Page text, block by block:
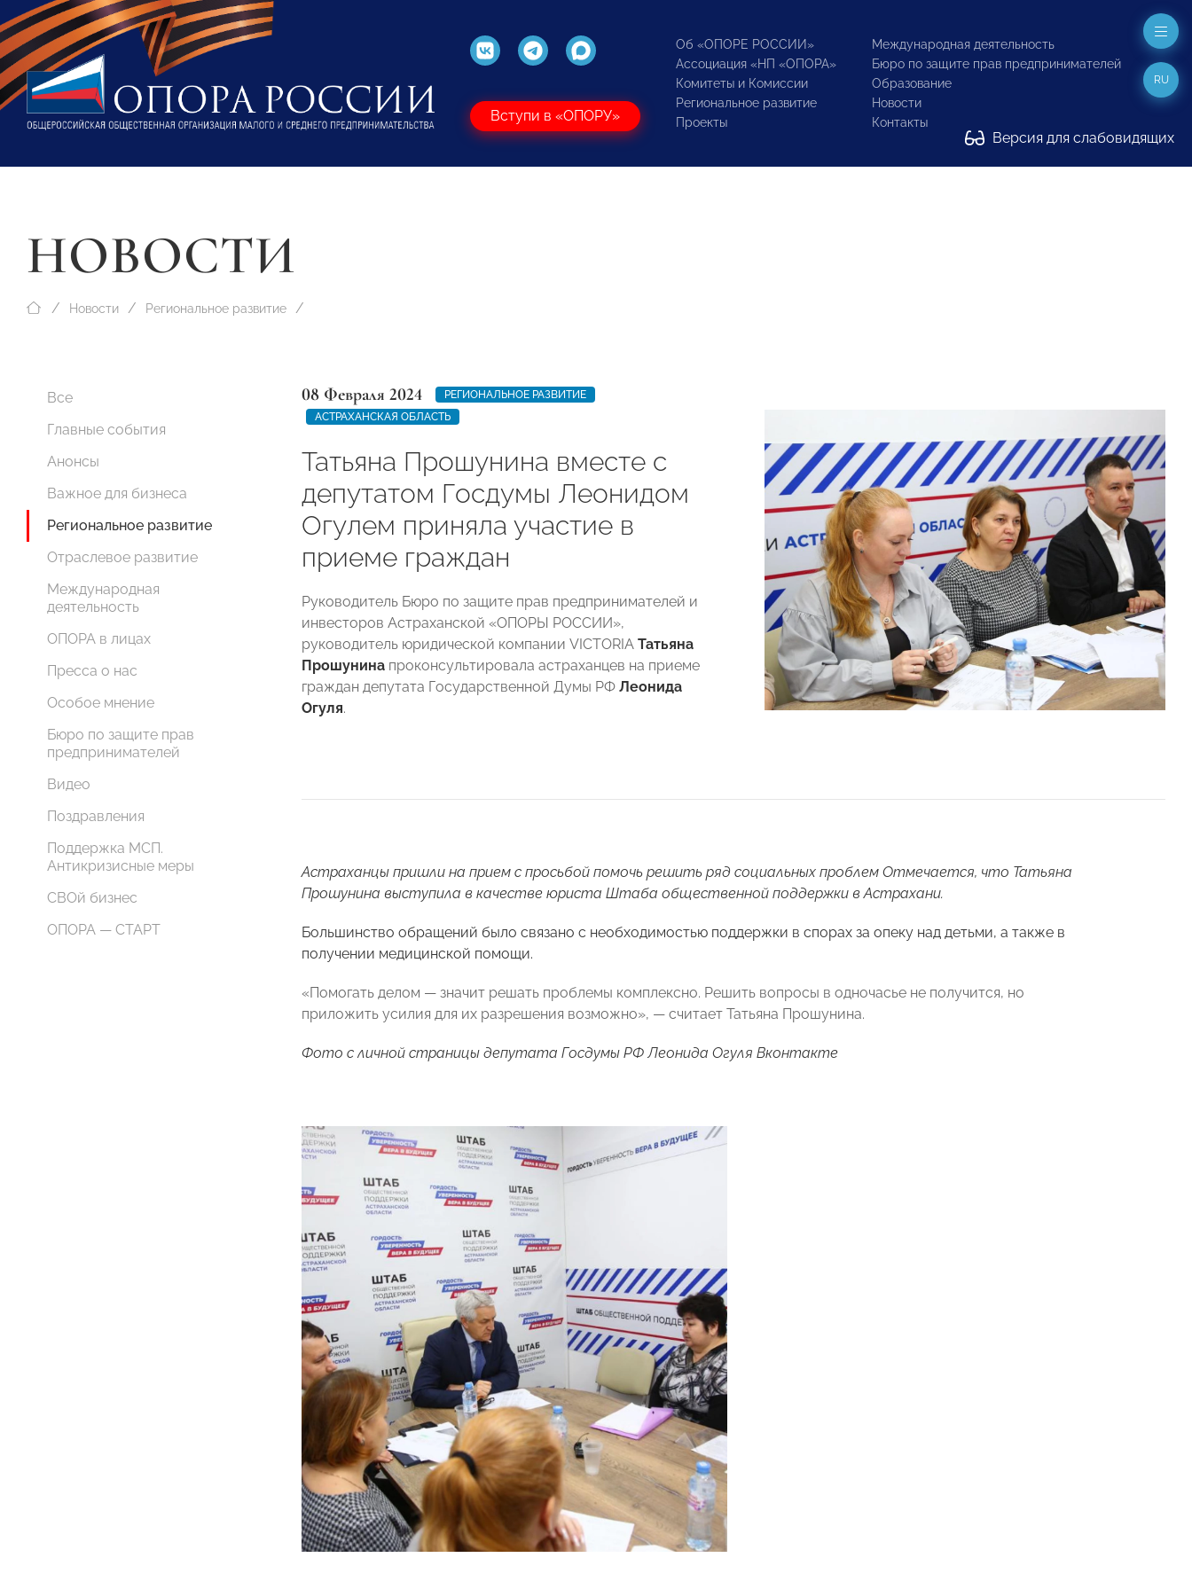
Вступи в «ОПОРУ»
Об «ОПОРЕ РОССИИ»
Ассоциация «НП «ОПОРА»
Комитеты и Комиссии
Региональное развитие
Проекты
Международная деятельность
Бюро по защите прав предпринимателей
Образование
Новости
Контакты
Версия для слабовидящих
RU
НОВОСТИ
Новости Региональное развитие
Все
Главные события
Анонсы
Важное для бизнеса
Региональное развитие
Отраслевое развитие
Международная
деятельность
ОПОРА в лицах
Пресса о нас
Особое мнение
Бюро по защите прав
предпринимателей
Видео
Поздравления
Поддержка МСП.
Антикризисные меры
СВОй бизнес
ОПОРА — СТАРТ
08 Февраля 2024
РЕГИОНАЛЬНОЕ РАЗВИТИЕ
АСТРАХАНСКАЯ ОБЛАСТЬ
Татьяна Прошунина вместе с
депутатом Госдумы Леонидом
Огулем приняла участие в
приеме граждан
Руководитель Бюро по защите прав предпринимателей и
инвесторов Астраханской «ОПОРЫ РОССИИ»,
руководитель юридической компании VICTORIA Татьяна
Прошунина проконсультировала астраханцев на приеме
граждан депутата Государственной Думы РФ Леонида
Огуля.
Астраханцы пришли на прием с просьбой помочь решить ряд социальных проблем Отмечается, что Татьяна
Прошунина выступила в качестве юриста Штаба общественной поддержки в Астрахани.
Большинство обращений было связано с необходимостью поддержки в спорах за опеку над детьми, а также в
получении медицинской помощи.
«Помогать делом — значит решать проблемы комплексно. Решить вопросы в одночасье не получится, но
приложить усилия для их разрешения возможно», — считает Татьяна Прошунина.
Фото с личной страницы депутата Госдумы РФ Леонида Огуля Вконтакте